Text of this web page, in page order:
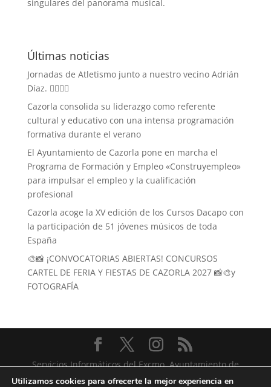
singulares del panorama musical.
Últimas noticias
Jornadas de Atletismo junto a nuestro vecino Adrián
Díaz. 🏃‍♀️🏃‍♂️
Cazorla consolida su liderazgo como referente
cultural y educativo con una intensa programación
formativa durante el verano
El Ayuntamiento de Cazorla pone en marcha el
Programa de Formación y Empleo «Construyempleo»
para impulsar el empleo y la cualificación
profesional
Cazorla acoge la XV edición de los Cursos Dacapo con
la participación de 51 jóvenes músicos de toda
España
🎨📸 ¡CONVOCATORIAS ABIERTAS! CONCURSOS
CARTEL DE FERIA Y FIESTAS DE CAZORLA 2027 📸🎨y
FOTOGRAFÍA
Servicios Informáticos del Excmo. Ayuntamiento de
Cazorla
Utilizamos cookies para ofrecerte la mejor experiencia en